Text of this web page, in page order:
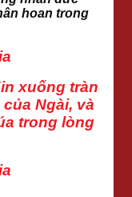
hoan trong
xuống tràn
Ngài, và
trong lòng